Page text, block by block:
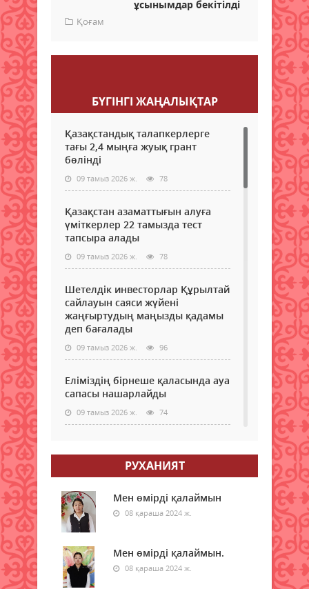
ұсынымдар бекітілді
Қоғам
БҮГІНГI ЖАҢАЛЫҚТАР
Қазақстандық талапкерлерге
тағы 2,4 мыңға жуық грант
бөлінді
09 тамыз 2026 ж. 78
Қазақстан азаматтығын алуға
үміткерлер 22 тамызда тест
тапсыра алады
09 тамыз 2026 ж. 78
Шетелдік инвесторлар Құрылтай
сайлауын саяси жүйені
жаңғыртудың маңызды қадамы
деп бағалады
09 тамыз 2026 ж. 96
Еліміздің бірнеше қаласында ауа
сапасы нашарлайды
09 тамыз 2026 ж. 74
электронды визаны іске қосады
09 тамыз 2026 ж. 82
Қазақстандықтар өкпе обырына
тегін тексеріле алады: кімдер
және қайда өтуге болады?
09 тамыз 2026 ж. 88
РУХАНИЯТ
Мен өмірді қалаймын
08 қараша 2024 ж.
Мен өмірді қалаймын.
08 қараша 2024 ж.